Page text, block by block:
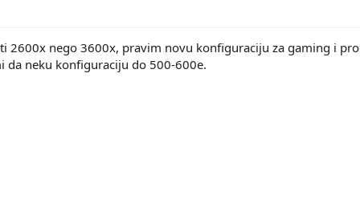
2600x nego 3600x, pravim novu konfiguraciju za gaming i
da neku konfiguraciju do 500-600e.